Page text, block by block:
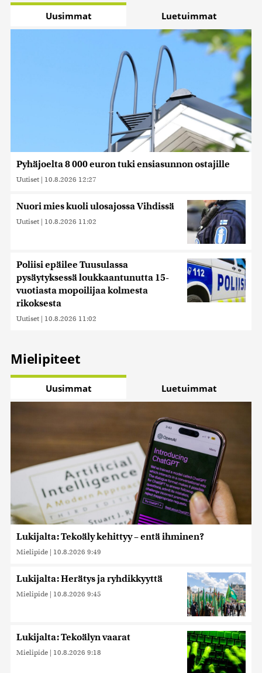
Uusimmat Luetuimmat
Pyhäjoelta 8 000 euron tuki ensiasunnon ostajille
Uutiset | 10.8.2026 12:27
Nuori mies kuoli ulosajossa Vihdissä
Uutiset | 10.8.2026 11:02
Poliisi epäilee Tuusulassa
pysäytyksessä loukkaantunutta 15-
vuotiasta mopoilijaa kolmesta
rikoksesta
Uutiset | 10.8.2026 11:02
Mielipiteet
Uusimmat Luetuimmat
Lukijalta: Tekoäly kehittyy – entä ihminen?
Mielipide | 10.8.2026 9:49
Lukijalta: Herätys ja ryhdikkyyttä
Mielipide | 10.8.2026 9:45
Lukijalta: Tekoälyn vaarat
Mielipide | 10.8.2026 9:18